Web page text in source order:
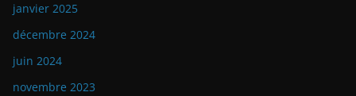
janvier 2025
décembre 2024
juin 2024
novembre 2023